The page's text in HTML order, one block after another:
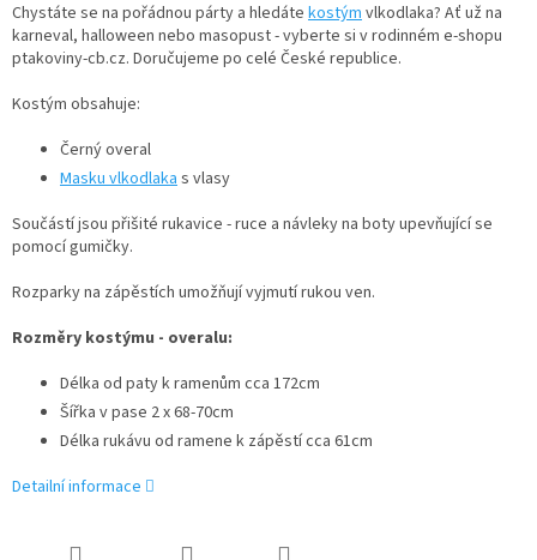
Chystáte se na pořádnou párty a hledáte kostýmvlkodlaka? Ať už na
karneval, halloween nebo masopust - vyberte si v rodinném e-shopu
ptakoviny-cb.cz. Doručujeme po celé České republice.
Kostým obsahuje:
Černý overal
Masku vlkodlakas vlasy
Součástí jsou přišité rukavice - ruce a návleky na boty upevňující se
pomocí gumičky.
Rozparky na zápěstích umožňují vyjmutí rukou ven.
Rozměry kostýmu - overalu:
Délka od paty k ramenům cca 172cm
Šířka v pase 2 x 68-70cm
Délka rukávu od ramene k zápěstí cca 61cm
Detailní informace